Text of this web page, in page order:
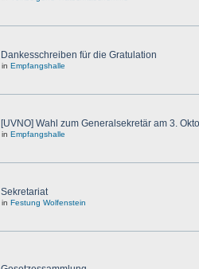
Dankesschreiben für die Gratulation
in Empfangshalle
[UVNO] Wahl zum Generalsekretär am 3.
in Empfangshalle
Sekretariat
in Festung Wolfenstein